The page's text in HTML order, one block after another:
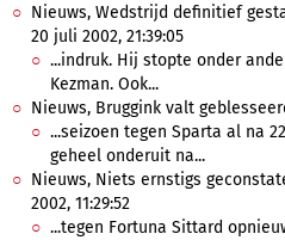
Nieuws, Wedstrijd definitief
20 juli 2002, 21:39:05
...indruk. Hij stopte onder
Kezman. Ook...
Nieuws, Bruggink valt
...seizoen tegen Sparta al na
geheel onderuit na...
Nieuws, Niets ernstigs
2002, 11:29:52
...tegen Fortuna Sittard